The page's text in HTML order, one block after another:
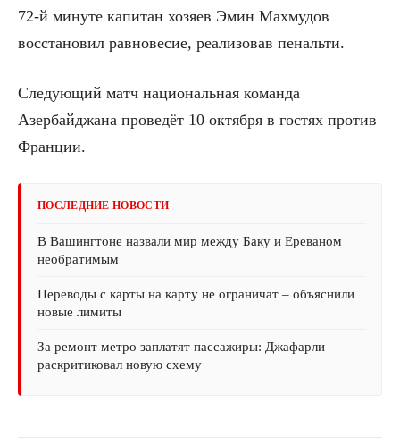
72-й минуте капитан хозяев Эмин Махмудов
восстановил равновесие, реализовав пенальти.
Следующий матч национальная команда
Азербайджана проведёт 10 октября в гостях против
Франции.
ПОСЛЕДНИЕ НОВОСТИ
В Вашингтоне назвали мир между Баку и Ереваном
необратимым
Переводы с карты на карту не ограничат – объяснили
новые лимиты
За ремонт метро заплатят пассажиры: Джафарли
раскритиковал новую схему